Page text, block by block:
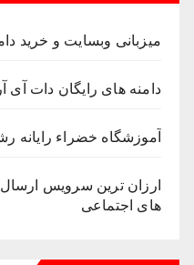
میزبانی وبسایت و خرید
دامنه های رایگان دات آی
آموزشگاه خضراء رایانه
ارزان ترین سرویس
های اجتماعی